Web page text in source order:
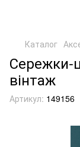
Каталог
Сережки-
вінтаж
Артикул: 149156